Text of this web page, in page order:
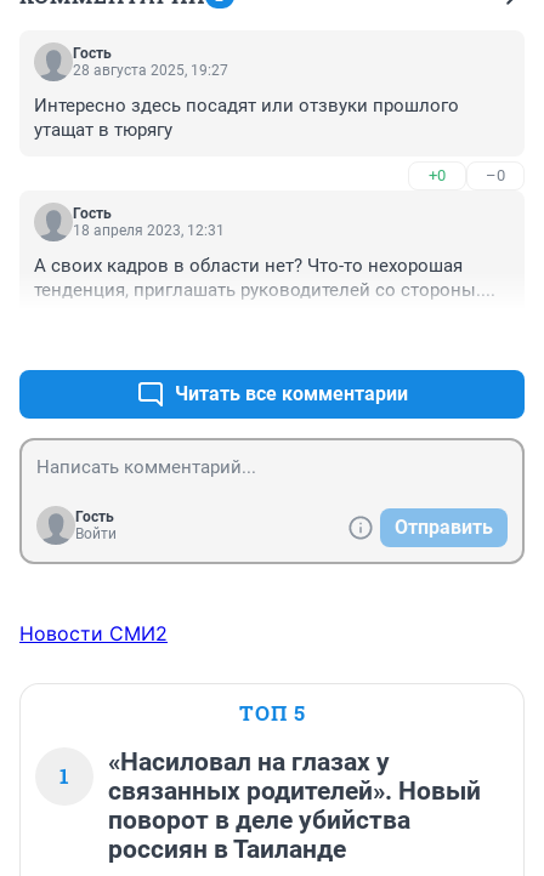
Гость
28 августа 2025, 19:27
Интересно здесь посадят или отзвуки прошлого
утащат в тюрягу
+0 –0
Гость
18 апреля 2023, 12:31
А своих кадров в области нет? Что-то нехорошая
тенденция, приглашать руководителей со стороны....
Читать все комментарии
Гость
Войти
Отправить
Новости СМИ2
ТОП 5
1
«Насиловал на глазах у
связанных родителей». Новый
поворот в деле убийства
россиян в Таиланде